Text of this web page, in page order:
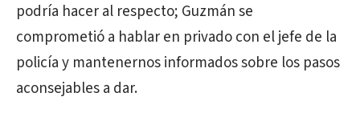
podría hacer al respecto; Guzmán se
comprometió a hablar en privado con el jefe de la
policía y mantenernos informados sobre los pasos
aconsejables a dar.